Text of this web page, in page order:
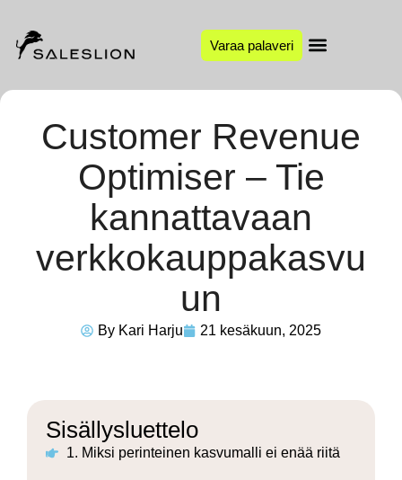
Varaa palaveri
Customer Revenue
Optimiser – Tie
kannattavaan
verkkokauppakasvu
un
By Kari Harju 21 kesäkuun, 2025
Sisällysluettelo
1. Miksi perinteinen kasvumalli ei enää riitä